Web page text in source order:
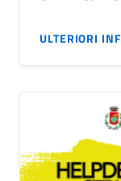
ULTERIORI